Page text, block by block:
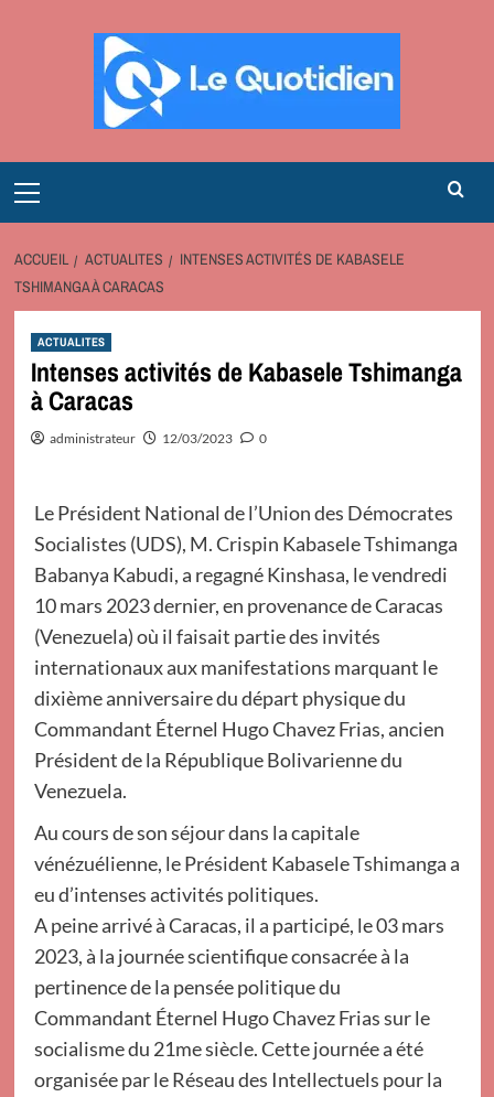
Menu
ACCUEIL ACTUALITES
INTENSES ACTIVITÉS DE KABASELE
TSHIMANGA À CARACAS
ACTUALITES
Intenses activités de Kabasele Tshimanga
à Caracas
administrateur 12/03/2023 0
Le Président National de l’Union des Démocrates
Socialistes (UDS), M. Crispin Kabasele Tshimanga
Babanya Kabudi, a regagné Kinshasa, le vendredi
10 mars 2023 dernier, en provenance de Caracas
(Venezuela) où il faisait partie des invités
internationaux aux manifestations marquant le
dixième anniversaire du départ physique du
Commandant Éternel Hugo Chavez Frias, ancien
Président de la République Bolivarienne du
Venezuela.
Au cours de son séjour dans la capitale
vénézuélienne, le Président Kabasele Tshimanga a
eu d’intenses activités politiques.
A peine arrivé à Caracas, il a participé, le 03 mars
2023, à la journée scientifique consacrée à la
pertinence de la pensée politique du
Commandant Éternel Hugo Chavez Frias sur le
socialisme du 21me siècle. Cette journée a été
organisée par le Réseau des Intellectuels pour la